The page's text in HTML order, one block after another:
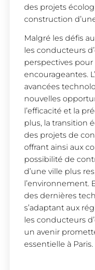
des projets
construction
Malgré les défis
les conducteurs
perspectives
encourageantes.
avancées
nouvelles
l’efficacité et la
plus, la transition
des projets de
offrant ainsi aux
possibilité de
d’une ville plus
l’environnement.
des dernières
s’adaptant aux
les conducteurs
un avenir
essentielle à Paris.